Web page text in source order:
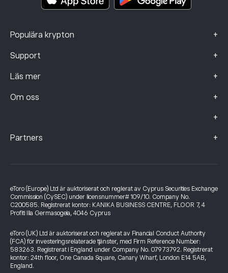
Populära krypton +
Support +
Läs mer +
Om oss +
+
Partners +
eToro (Europe) Ltd är auktoriserat och reglerat av Cyprus Securities Exchange
Commission (CySEC) under licensnummer# 109/10. Company No.
C200585. Registrerat kontor: KANIKA BUSINESS CENTRE, FLOOR 7, 4
Profiti Ilia Germasogeia, 4046 Cyprus
eToro (UK) Ltd är auktoriserat och reglerat av Financial Conduct Authority
(FCA) för investeringsrelaterade tjänster, med Firm Reference Number:
583263. Registrerat i England under Company No. 07973792. Registrerat
kontor: 24th floor, One Canada Square, Canary Wharf, London E14 5AB,
England.